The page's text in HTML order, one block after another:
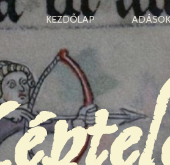
KEZDŐLAP ADÁSOK